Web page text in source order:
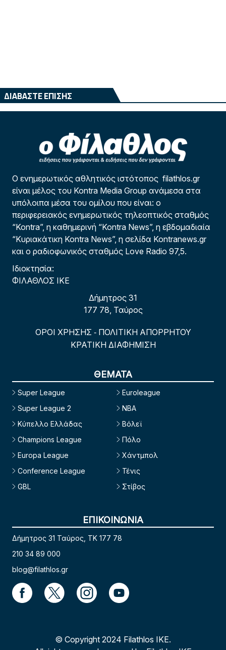
ΔΙΑΒΑΣΤΕ ΕΠΙΣΗΣ
Ο ενημερωτικός αθλητικός ιστότοπος filathlos.gr
είναι μέλος του Kontra Media Group ανάμεσα στα
υπόλοιπα μέσα του ομίλου που είναι: ο
περιφερειακός ενημερωτικός τηλεοπτικός σταθμός
“Kontra”, η καθημερινή “Kontra News”, η εβδομαδιαία
“Κυριακάτικη Kontra News”, η σελίδα Kontranews.gr
και ο ραδιοφωνικός σταθμός Love Radio 97,5.
Ιδιοκτησία:
ΦΙΛΑΘΛΟΣ ΙΚΕ
Δήμητρος 31
177 78, Ταύρος
ΟΡΟΙ ΧΡΗΣΗΣ - ΠΟΛΙΤΙΚΗ ΑΠΟΡΡΗΤΟΥ
ΚΡΑΤΙΚΗ ΔΙΑΦΗΜΙΣΗ
ΘΕΜΑΤΑ
Super League
Super League 2
Κύπελλο Ελλάδας
Champions League
Europa League
Conference League
GBL
Euroleague
NBA
Βόλεϊ
Πόλο
Χάντμπολ
Τένις
Στίβος
ΕΠΙΚΟΙΝΩΝΙΑ
Δήμητρος 31 Ταύρος, TK 177 78
210 34 89 000
blog@filathlos.gr
© Copyright 2024 Filathlos ΙΚΕ.